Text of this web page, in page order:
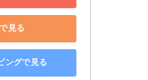
見る
ングで見る